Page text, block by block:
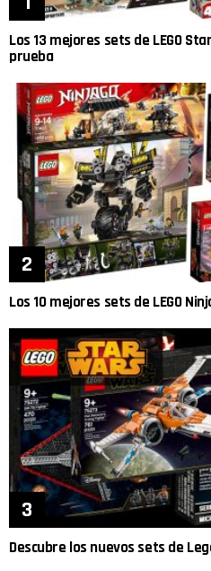
Los 13 mejores sets de LEGO
prueba
Los 10 mejores sets de LEGO
Descubre los nuevos sets de